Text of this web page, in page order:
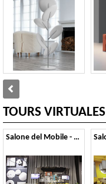
TOURS VIRTUALES
Salone del Mobile - 2026